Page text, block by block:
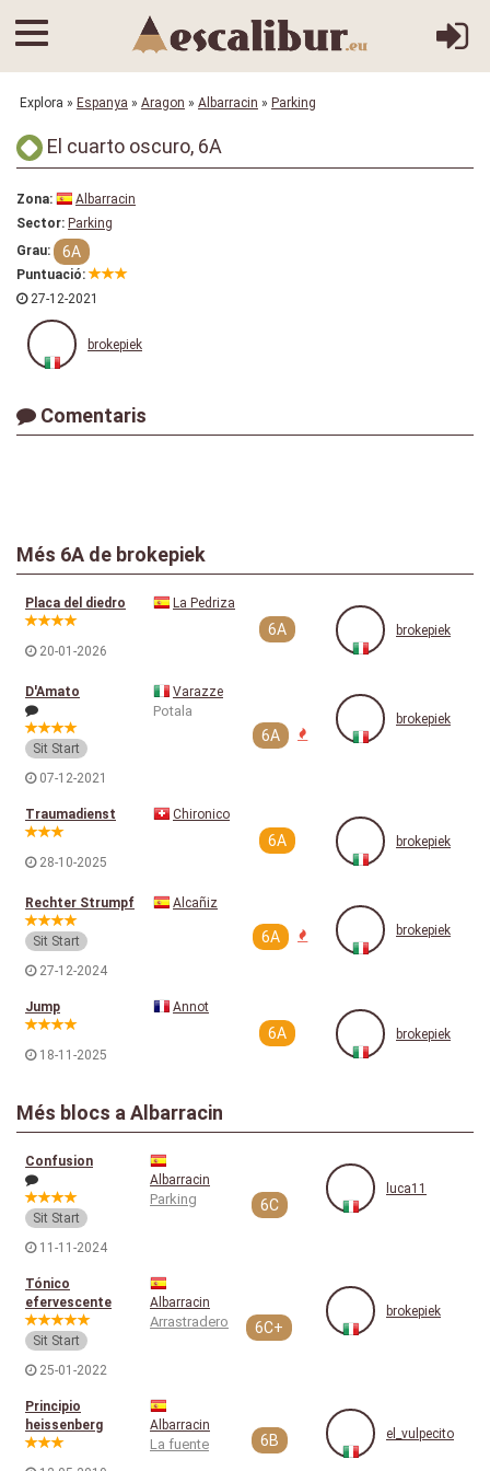
Explora » Espanya » Aragon » Albarracin » Parking
El cuarto oscuro, 6A
Zona:
Albarracin
Sector: Parking
Grau:
6A
Puntuació:
27-12-2021
brokepiek
Comentaris
Més 6A de brokepiek
Placa del diedro
20-01-2026
La Pedriza
6A brokepiek
D'Amato
Sit Start
07-12-2021
Varazze
Potala
6A
brokepiek
Traumadienst
28-10-2025
Chironico
6A brokepiek
Rechter Strumpf
Sit Start
27-12-2024
Alcañiz
6A brokepiek
Jump
18-11-2025
Annot
6A brokepiek
Més blocs a Albarracin
Confusion
Sit Start
11-11-2024
Albarracin
Parking 6C
luca11
Tónico
efervescente
Sit Start
25-01-2022
Albarracin
Arrastradero 6C+
brokepiek
Principio
heissenberg
Albarracin
La fuente 6B el_vulpecito